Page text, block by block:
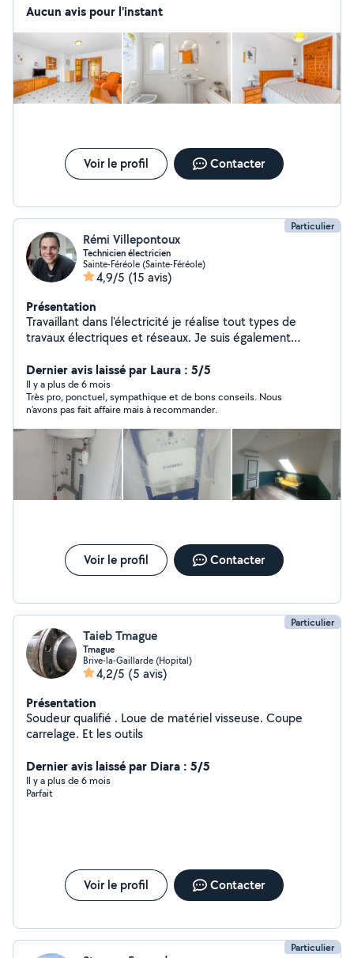
Aucun avis pour l'instant
Voir le profil Contacter
Particulier
Rémi Villepontoux
Technicien électricien
Sainte-Féréole (Sainte-Féréole)
4,9/5 (15 avis)
Présentation
Travaillant dans l'électricité je réalise tout types de
travaux électriques et réseaux. Je suis également
réversible.J'affectionne tout particulièrement les travaux
de peinture ayant réalisé l'intégralité de ma maison.
Dernier avis laissé par Laura : 5/5
Il y a plus de 6 mois
Très pro, ponctuel, sympathique et de bons conseils. Nous
n’avons pas fait affaire mais à recommander.
Voir le profil Contacter
Particulier
Taieb Tmague
Tmague
Brive-la-Gaillarde (Hopital)
4,2/5 (5 avis)
Présentation
Soudeur qualifié . Loue de matériel visseuse. Coupe
carrelage. Et les outils
Dernier avis laissé par Diara : 5/5
Il y a plus de 6 mois
Parfait
Voir le profil Contacter
Particulier